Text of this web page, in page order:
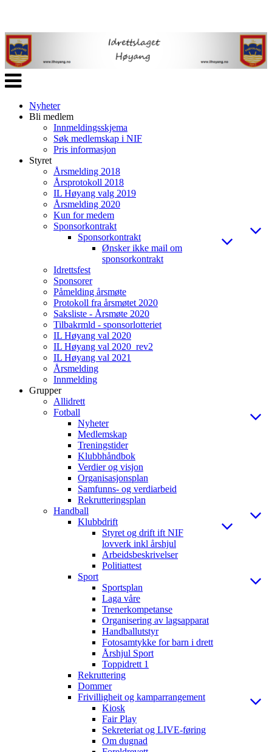
Veksle
navigasjon
Nyheter
Bli medlem
Innmeldingsskjema
Søk medlemskap i NIF
Pris informasjon
Styret
Årsmelding 2018
Årsprotokoll 2018
IL Høyang valg 2019
Årsmelding 2020
Kun for medem
Sponsorkontrakt
Sponsorkontrakt
Ønsker ikke mail om
sponsorkontrakt
Idrettsfest
Sponsorer
Påmelding årsmøte
Protokoll fra årsmøtet 2020
Saksliste - Årsmøte 2020
Tilbakrmld - sponsorlotteriet
IL Høyang val 2020
IL Høyang val 2020_rev2
IL Høyang val 2021
Årsmelding
Innmelding
Grupper
Allidrett
Fotball
Nyheter
Medlemskap
Treningstider
Klubbhåndbok
Verdier og visjon
Organisasjonsplan
Samfunns- og verdiarbeid
Rekrutteringsplan
Handball
Klubbdrift
Styret og drift ift NIF
lovverk inkl årshjul
Arbeidsbeskrivelser
Politiattest
Sport
Sportsplan
Laga våre
Trenerkompetanse
Organisering av lagsapparat
Handballutstyr
Fotosamtykke for barn i drett
Årshjul Sport
Toppidrett 1
Rekruttering
Dommer
Frivilligheit og kamparrangement
Kiosk
Fair Play
Sekreteriat og LIVE-føring
Om dugnad